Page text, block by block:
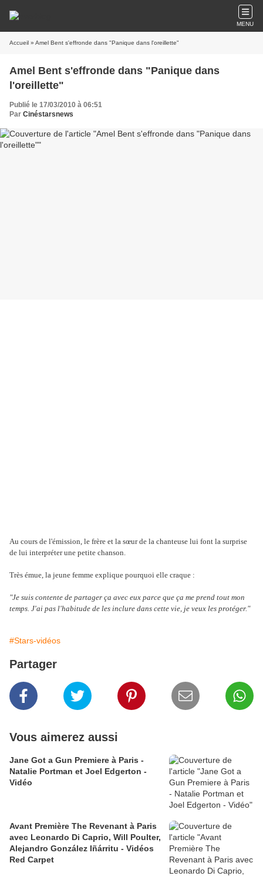
MENU
Accueil » Amel Bent s'effronde dans "Panique dans l'oreillette"
Amel Bent s'effronde dans "Panique dans
l'oreillette"
Publié le 17/03/2010 à 06:51
Par Cinéstarsnews
Au cours de l'émission, le frère et la sœur de la chanteuse lui font la surprise
de lui interpréter une petite chanson.
Très émue, la jeune femme explique pourquoi elle craque :
"Je suis contente de partager ça avec eux parce que ça me prend tout mon
temps. J'ai pas l'habitude de les inclure dans cette vie, je veux les protéger."
#Stars-vidéos
Partager
Vous aimerez aussi
Jane Got a Gun Premiere à Paris -
Natalie Portman et Joel Edgerton -
Vidéo
Avant Première The Revenant à Paris
avec Leonardo Di Caprio, Will Poulter,
Alejandro González Iñárritu - Vidéos
Red Carpet